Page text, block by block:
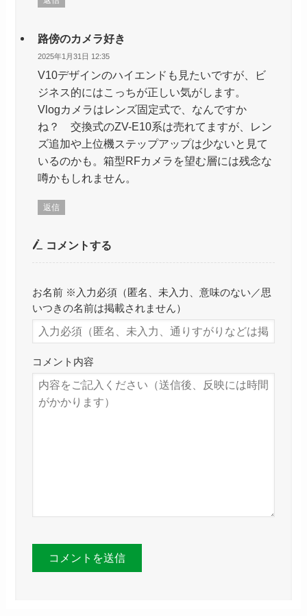
路傍のカメラ好き
2025年1月31日 12:35
V10デザインのハイエンドも見たいですが、ビ
ジネス的にはこっちが正しい気がします。
Vlogカメラはレンズ固定式で、なんですか
ね？ 交換式のZV-E10系は売れてますが、レン
ズ追加や上位機ステップアップは少ないと見て
いるのかも。箱型RFカメラを望む層には残念な
噂かもしれません。
返信
コメントする
お名前 ※入力必須（匿名、未入力、意味のない／思
いつきの名前は掲載されません）
コメント内容